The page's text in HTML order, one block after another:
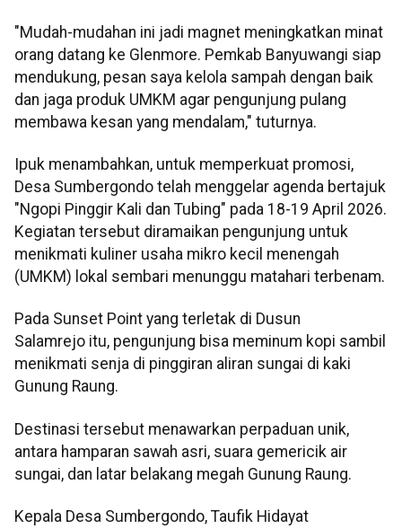
"Mudah-mudahan ini jadi magnet meningkatkan minat
orang datang ke Glenmore. Pemkab Banyuwangi siap
mendukung, pesan saya kelola sampah dengan baik
dan jaga produk UMKM agar pengunjung pulang
membawa kesan yang mendalam," tuturnya.
Ipuk menambahkan, untuk memperkuat promosi,
Desa Sumbergondo telah menggelar agenda bertajuk
"Ngopi Pinggir Kali dan Tubing" pada 18-19 April 2026.
Kegiatan tersebut diramaikan pengunjung untuk
menikmati kuliner usaha mikro kecil menengah
(UMKM) lokal sembari menunggu matahari terbenam.
Pada Sunset Point yang terletak di Dusun
Salamrejo itu, pengunjung bisa meminum kopi sambil
menikmati senja di pinggiran aliran sungai di kaki
Gunung Raung.
Destinasi tersebut menawarkan perpaduan unik,
antara hamparan sawah asri, suara gemericik air
sungai, dan latar belakang megah Gunung Raung.
Kepala Desa Sumbergondo, Taufik Hidayat